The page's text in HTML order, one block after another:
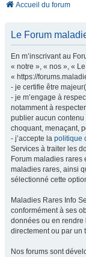
Accueil du forum
Le Forum
En m’inscrivant au
« notre », « nos », «
« https://
- je certifie être
- je m’engage à
notamment à
publier aucun
choquant, menaçant,
- j’accepte la politique
Services à traiter les
Forum maladies rares
maladies rares, ainsi
sélectionné cette
Maladies Rares Info
conformément à ses
données ou en rendre
directement ou par un
Nos forums sont